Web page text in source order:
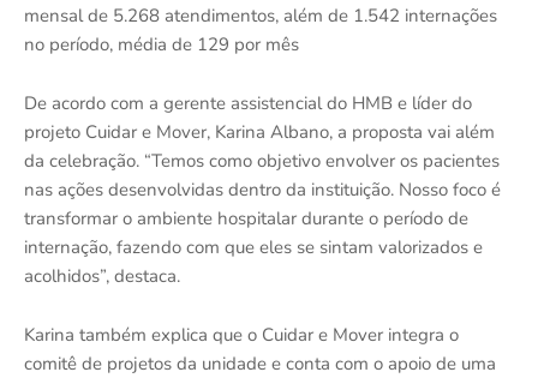
mensal de 5.268 atendimentos, além de 1.542 internações
no período, média de 129 por mês
De acordo com a gerente assistencial do HMB e líder do
projeto Cuidar e Mover, Karina Albano, a proposta vai além
da celebração. “Temos como objetivo envolver os pacientes
nas ações desenvolvidas dentro da instituição. Nosso foco é
transformar o ambiente hospitalar durante o período de
internação, fazendo com que eles se sintam valorizados e
acolhidos”, destaca.
Karina também explica que o Cuidar e Mover integra o
comitê de projetos da unidade e conta com o apoio de uma